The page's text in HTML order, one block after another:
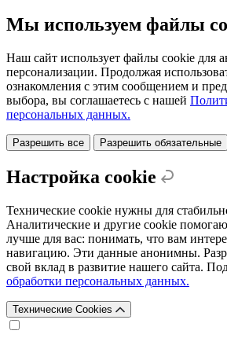
Мы используем файлы
Наш сайт использует файлы cookie для
персонализации. Продолжая
ознакомления с этим сообщением и
выбора, вы соглашаетесь с нашей
персональных данных.
Разрешить все Разрешить обязательные
Настройка cookie
Технические cookie нужны для
Аналитические и другие cookie
лучше для вас: понимать, что вам
навигацию. Эти данные анонимны.
свой вклад в развитие нашего сайта.
обработки персональных данных.
Технические Cookies